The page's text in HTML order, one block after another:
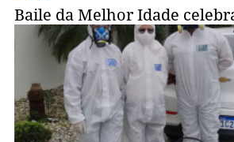
Baile da Melhor Idade